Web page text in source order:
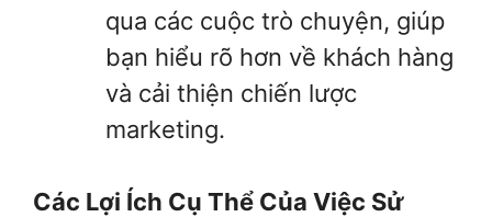
qua các cuộc trò chuyện, giúp
bạn hiểu rõ hơn về khách hàng
và cải thiện chiến lược
marketing.
Các Lợi Ích Cụ Thể Của Việc Sử